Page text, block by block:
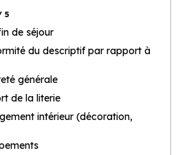
5
de séjour
du descriptif par rapport à
générale
de la literie
intérieur (décoration,